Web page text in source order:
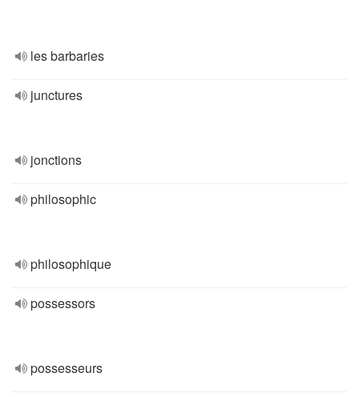
les barbaries
junctures
jonctions
philosophic
philosophique
possessors
possesseurs